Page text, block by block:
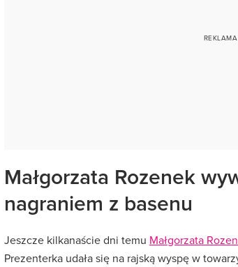
Małgorzata Rozenek
nagraniem z basenu
Jeszcze kilkanaście dni temu Małgorzata
Prezenterka udała się na rajską wyspę w